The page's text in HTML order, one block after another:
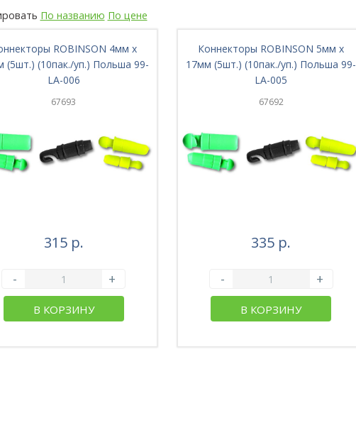
По названию По цене
ROBINSON 4мм х
(5шт.) (10пак./уп.) Польша 99-
LA-006
67693
315 р.
- +
В КОРЗИНУ
Коннекторы ROBINSON 5мм х
17мм (5шт.) (10пак./уп.) Польша 99-
LA-005
67692
335 р.
- +
В КОРЗИНУ